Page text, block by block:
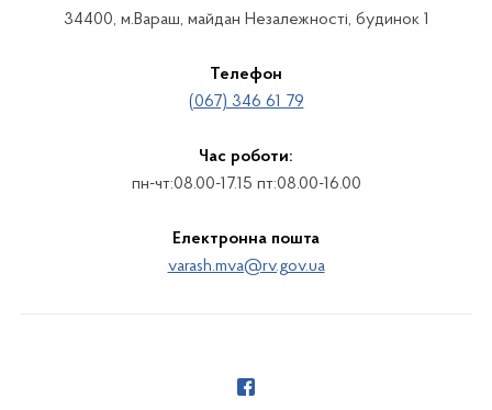
34400, м.Вараш, майдан Незалежності, будинок 1
Телефон
(067) 346 61 79
Час роботи:
пн-чт:08.00-17.15 пт:08.00-16.00
Електронна пошта
varash.mva@rv.gov.ua